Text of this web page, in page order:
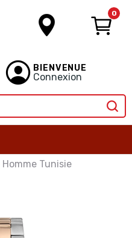
0
BIENVENUE
Connexion
Tunisie